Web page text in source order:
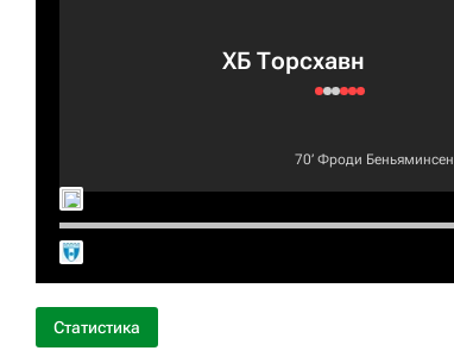
ХБ Торсхавн
70‎’‎ Фроди Беньяминсен
Статистика